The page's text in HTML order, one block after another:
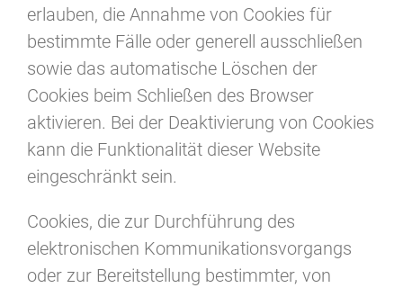
erlauben, die Annahme von Cookies für
bestimmte Fälle oder generell ausschließen
sowie das automatische Löschen der
Cookies beim Schließen des Browser
aktivieren. Bei der Deaktivierung von Cookies
kann die Funktionalität dieser Website
eingeschränkt sein.
Cookies, die zur Durchführung des
elektronischen Kommunikationsvorgangs
oder zur Bereitstellung bestimmter, von